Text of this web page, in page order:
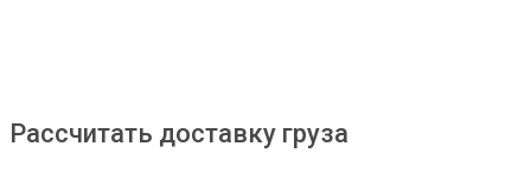
Рассчитать доставку груза